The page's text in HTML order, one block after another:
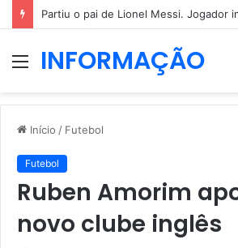
MenuINFORMAÇÃO
Início / Futebol
Futebol
Ruben Amorim
novo clube inglês